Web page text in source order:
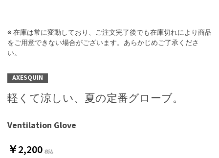
※ 在庫は常に変動しており、ご注文完了後でも在庫切れにより商品
をご用意できない場合がございます。あらかじめご了承くださ
い。
Ventilation Glove
AXESQUIN
軽くて涼しい、夏の定番グローブ。
￥2,200